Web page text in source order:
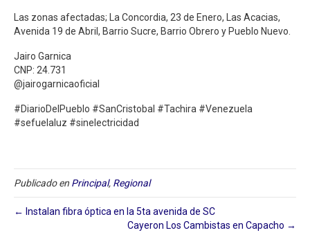
Las zonas afectadas; La Concordia, 23 de Enero, Las Acacias,
Avenida 19 de Abril, Barrio Sucre, Barrio Obrero y Pueblo Nuevo.
Jairo Garnica
CNP: 24.731
@jairogarnicaoficial
#DiarioDelPueblo #SanCristobal #Tachira #Venezuela
#sefuelaluz #sinelectricidad
Publicado en Principal, Regional
← Instalan fibra óptica en la 5ta avenida de SC
Cayeron Los Cambistas en Capacho →